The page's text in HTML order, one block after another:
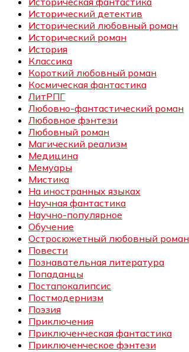
Исторический детектив
Исторический любовный роман
Исторический роман
История
Классика
Короткий любовный роман
Космическая фантастика
ЛитРПГ
Любовно-фантастический роман
Любовное фэнтези
Любовный роман
Магический реализм
Медицина
Мемуары
Мистика
На иностранных языках
Научная фантастика
Научно-популярное
Обучение
Остросюжетный любовный роман
Повести
Познавательная литература
Попаданцы
Постапокалипсис
Постмодернизм
Поэзия
Приключения
Приключенческая фантастика
Приключенческое фэнтези